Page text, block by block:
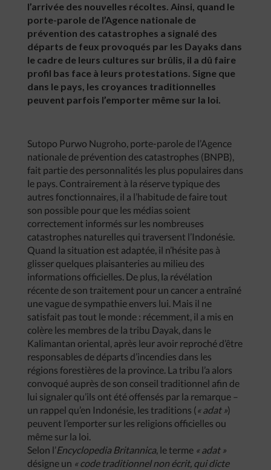
l’arrivée des nouvelles récoltes. Ainsi, quand le
porte-parole de l’Agence nationale de
prévention des catastrophes a signalé des
départs de feux provoqués par les Dayaks dans
le cadre de leurs cultures sur brûlis, il a dû faire
profil bas face à leurs protestations. Signe que
dans le pays, les croyances traditionnelles
peuvent parfois l’emporter même sur la loi.
Sutopo Purwo Nugroho, porte-parole de l’Agence
nationale de prévention des catastrophes (BNPB),
fait partie des personnalités les plus populaires dans
le pays. Contrairement à la réserve typique des
autres fonctionnaires, il a l’habitude de faire tout
son possible pour que les médias soient
correctement informés sur les nombreuses
catastrophes naturelles qui traversent l’Indonésie.
Quand la situation est adaptée, il n’hésite pas à
glisser quelques plaisanteries au milieu des
informations officielles. De plus, la révélation
récente de son traitement pour un cancer a entraîné
une vague de sympathie envers lui. Mais il ne
satisfait pas tout le monde : récemment, il a mis en
colère les membres de la tribu Dayak, dans le
Kalimantan oriental, après leur avoir reproché d’être
responsables de départs d’incendies dans les
régions forestières de la province. La tribu l’a alors
convoqué auprès de son conseil traditionnel afin de
lui signaler qu’ils ont été offensés par la remarque –
un rappel qu’en Indonésie, les traditions (« adat »)
peuvent l’emporter sur les religions officielles ou
même sur la loi.
Selon l’Encyclopedia Britannica, le terme « adat »
désigne un « code traditionnel non écrit, qui dicte